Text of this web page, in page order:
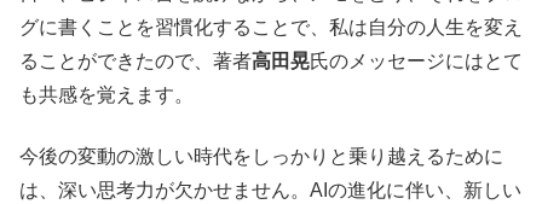
グに書くことを習慣化することで、私は自分の人生を変え
ることができたので、著者高田晃氏のメッセージにはとて
も共感を覚えます。
今後の変動の激しい時代をしっかりと乗り越えるために
は、深い思考力が欠かせません。AIの進化に伴い、新しい